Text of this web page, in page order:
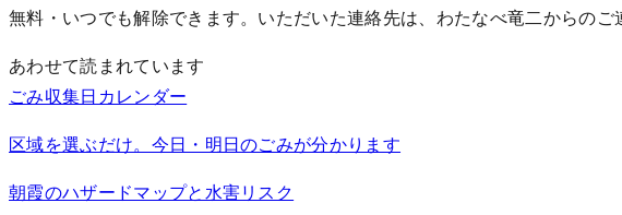
無料・いつでも解除できます。いただいた連絡先は、わたなべ竜二からの
あわせて読まれています
ごみ収集日カレンダー
区域を選ぶだけ。今日・明日のごみが分かります
朝霞のハザードマップと水害リスク